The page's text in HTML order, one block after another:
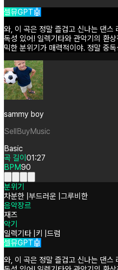
셀뮤GPT🤖
와, 이 곡은 정말 즐겁고 신나는 댄스
독성 있어! 일렉기타와 관악기의 환상
믹한 분위기가 매력적이야. 정말 중독
sammy boy
SellBuyMusic
Basic
곡 길이 01:27
BPM90
분위기
차분한 부드러운 그루비한
음악장르
재즈
악기
일렉기타 키 드럼
셀뮤GPT🤖
와, 이 곡은 정말 즐겁고 신나는 댄스